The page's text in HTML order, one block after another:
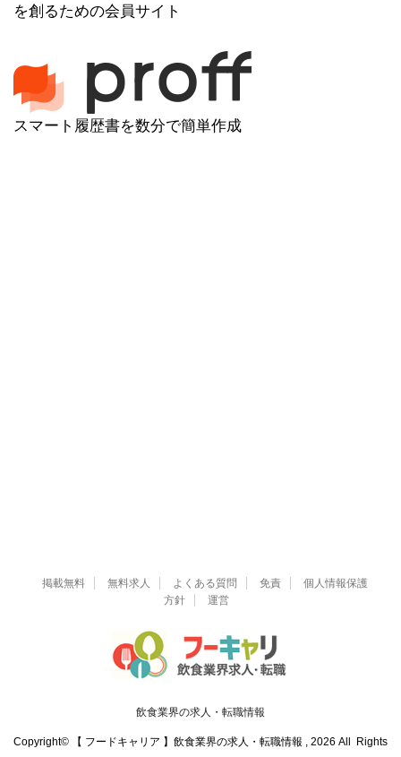
を創るための会員サイト
スマート履歴書を数分で簡単作成
掲載無料 無料求人 よくある質問 免責
個人情報保護
方針
運営
飲食業界の求人・転職情報
Copyright© 【 フードキャリア 】飲食業界の求人・転職情報 , 2026 All Rights